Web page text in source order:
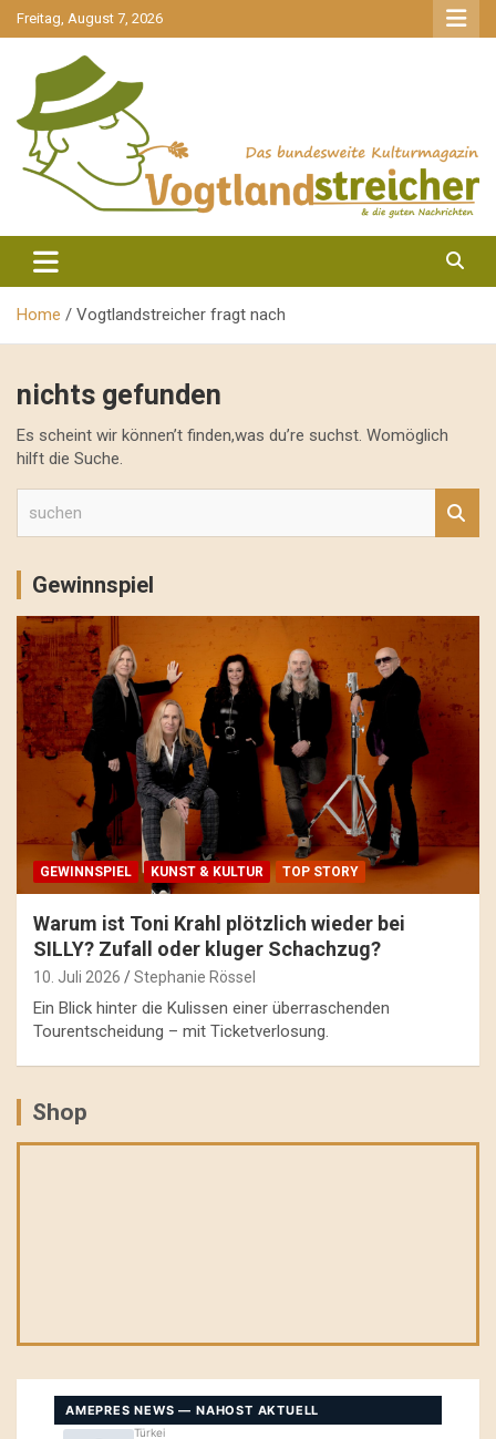
gehe
zum
Freitag, August 7, 2026
Vogtlandstreicher
Home Vogtlandstreicher fragt nach
nichts gefunden
Es scheint wir können’t finden,was du’re suchst. Womöglich
hilft die Suche.
h
n
Gewinnspiel
GEWINNSPIEL KUNST & KULTUR TOP STORY
Warum ist Toni Krahl plötzlich wieder bei
SILLY? Zufall oder kluger Schachzug?
10. Juli 2026 Stephanie Rössel
Ein Blick hinter die Kulissen einer überraschenden
Tourentscheidung – mit Ticketverlosung.
Shop